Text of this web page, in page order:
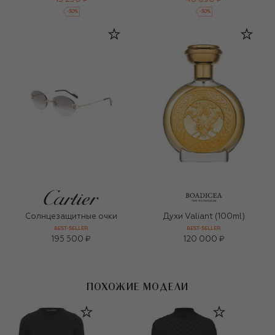
-30% -30%
Солнцезащитные очки
BEST-SELLER
195 500 ₽
Духи Valiant (100ml)
BEST-SELLER
120 000 ₽
ПОХОЖИЕ МОДЕЛИ